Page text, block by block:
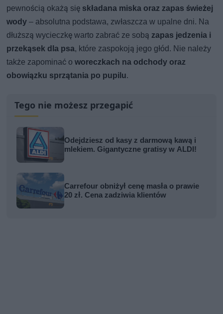
pewnością okażą się składana miska oraz zapas świeżej
wody – absolutna podstawa, zwłaszcza w upalne dni. Na
dłuższą wycieczkę warto zabrać ze sobą zapas jedzenia i
przekąsek dla psa, które zaspokoją jego głód. Nie należy
także zapominać oworeczkach na odchody oraz
obowiązku sprzątania po pupilu.
Tego nie możesz przegapić
Odejdziesz od kasy z darmową kawą i
mlekiem. Gigantyczne gratisy w ALDI!
Carrefour obniżył cenę masła o prawie
20 zł. Cena zadziwia klientów